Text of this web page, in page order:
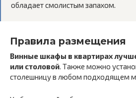
обладает смолистым запахом.
Правила размещения
Винные шкафы в квартирах
или столовой. Также можно
столешницу в любом подходящем